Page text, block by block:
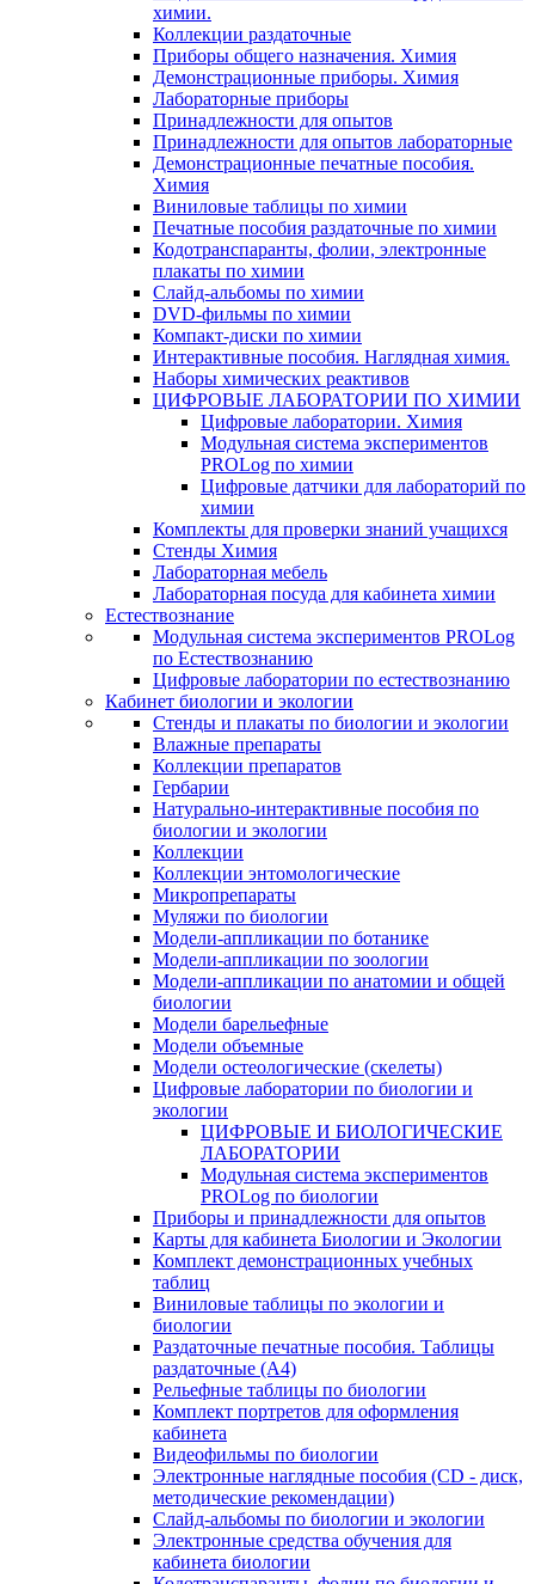
химии.
Коллекции раздаточные
Приборы общего назначения. Химия
Демонстрационные приборы. Химия
Лабораторные приборы
Принадлежности для опытов
Принадлежности для опытов лабораторные
Демонстрационные печатные пособия.
Химия
Виниловые таблицы по химии
Печатные пособия раздаточные по химии
Кодотранспаранты, фолии, электронные
плакаты по химии
Слайд-альбомы по химии
DVD-фильмы по химии
Компакт-диски по химии
Интерактивные пособия. Наглядная химия.
Наборы химических реактивов
ЦИФРОВЫЕ ЛАБОРАТОРИИ ПО ХИМИИ
Цифровые лаборатории. Химия
Модульная система экспериментов
PROLog по химии
Цифровые датчики для лабораторий по
химии
Комплекты для проверки знаний учащихся
Стенды Химия
Лабораторная мебель
Лабораторная посуда для кабинета химии
Естествознание
Модульная система экспериментов PROLog
по Естествознанию
Цифровые лаборатории по естествознанию
Кабинет биологии и экологии
Стенды и плакаты по биологии и экологии
Влажные препараты
Коллекции препаратов
Гербарии
Натурально-интерактивные пособия по
биологии и экологии
Коллекции
Коллекции энтомологические
Микропрепараты
Муляжи по биологии
Модели-аппликации по ботанике
Модели-аппликации по зоологии
Модели-аппликации по анатомии и общей
биологии
Модели барельефные
Модели объемные
Модели остеологические (скелеты)
Цифровые лаборатории по биологии и
экологии
ЦИФРОВЫЕ И БИОЛОГИЧЕСКИЕ
ЛАБОРАТОРИИ
Модульная система экспериментов
PROLog по биологии
Приборы и принадлежности для опытов
Карты для кабинета Биологии и Экологии
Комплект демонстрационных учебных
таблиц
Виниловые таблицы по экологии и
биологии
Раздаточные печатные пособия. Таблицы
раздаточные (А4)
Рельефные таблицы по биологии
Комплект портретов для оформления
кабинета
Видеофильмы по биологии
Электронные наглядные пособия (CD - диск,
методические рекомендации)
Слайд-альбомы по биологии и экологии
Электронные средства обучения для
кабинета биологии